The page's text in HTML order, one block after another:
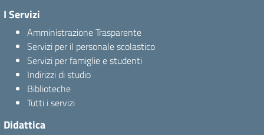
I Servizi
Amministrazione Trasparente
Servizi per il personale scolastico
Servizi per famiglie e studenti
Indirizzi di studio
Biblioteche
Tutti i servizi
Didattica